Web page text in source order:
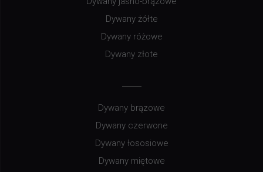
Dywany żółte
Dywany różowe
Dywany złote
Dywany brązowe
Dywany czerwone
Dywany łososiowe
Dywany miętowe